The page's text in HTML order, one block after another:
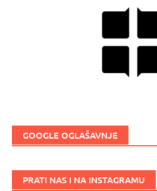
GOOGLE OGLAŠAVNJE
PRATI NAS I NA INSTAGRAMU